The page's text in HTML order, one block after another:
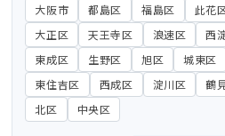
大阪市 都島区 福島区 此花
大正区
天王寺区 浪速区 西
東成区
生野区 旭区 城東区
東住吉区
西成区 淀川区 鶴
北区
中央区